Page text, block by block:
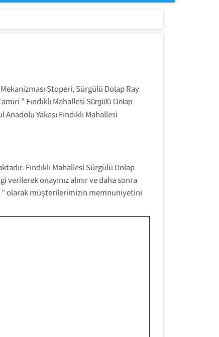
Stoperi, Sürgülü Dolap Ray
” Fındıklı Mahallesi Sürgülü Dolap
Yakası Fındıklı Mahallesi
Fındıklı Mahallesi Sürgülü Dolap
onayınız alınır ve daha sonra
” olarak müşterilerimizin memnuniyetini